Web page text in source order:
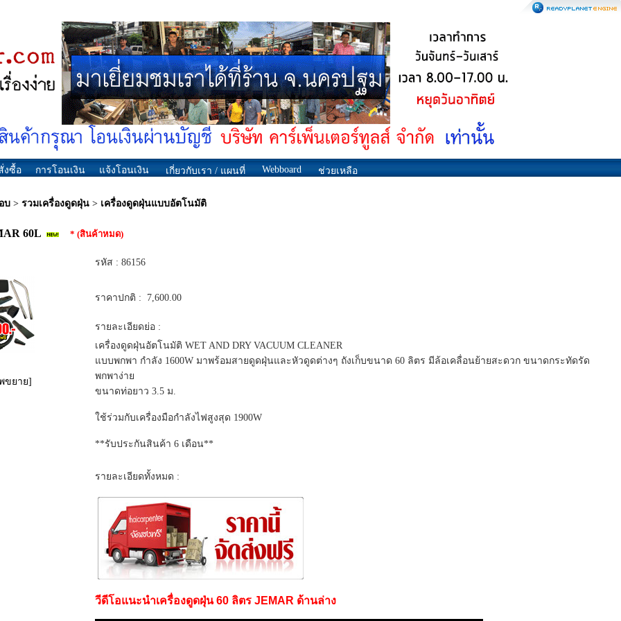
งซื้อ การโอนเงิน แจ้งโอนเงิน เกี่ยวกับเรา / แผนที่ Webboard ช่วยเหลือ
บ > รวมเครื่องดูดฝุ่น > เครื่องดูดฝุ่นแบบอัตโนมัติ
60L * (สินค้าหมด)
ขยาย]
รหัส : 86156
ราคาปกติ : 7,600.00
รายละเอียดย่อ :
เครื่องดูดฝุ่นอัตโนมัติ WET AND DRY VACUUM CLEANER
แบบพกพา กำลัง 1600W มาพร้อมสายดูดฝุ่นและหัวดูดต่างๆ ถังเก็บขนาด 60 ลิตร มีล้อเคลื่อนย้ายสะดวก ขนาดกระทัดรัด
พกพาง่าย
ขนาดท่อยาว 3.5 ม.
ใช้ร่วมกับเครื่องมือกำลังไฟสูงสุด 1900W
**รับประกันสินค้า 6 เดือน**
รายละเอียดทั้งหมด :
วีดีโอแนะนำเครื่องดูดฝุ่น 60 ลิตร JEMAR ด้านล่าง